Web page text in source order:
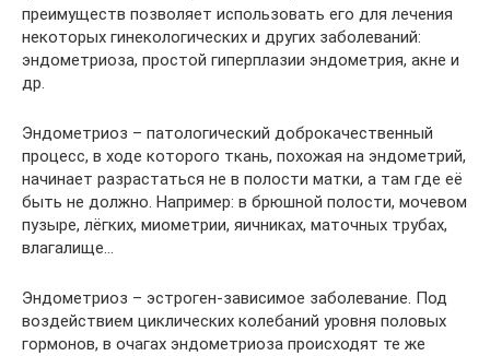
преимуществ позволяет использовать его для лечения
некоторых гинекологических и других заболеваний:
эндометриоза, простой гиперплазии эндометрия, акне и
др.
Эндометриоз – патологический доброкачественный
процесс, в ходе которого ткань, похожая на эндометрий,
начинает разрастаться не в полости матки, а там где её
быть не должно. Например: в брюшной полости, мочевом
пузыре, лёгких, миометрии, яичниках, маточных трубах,
влагалище…
Эндометриоз – эстроген-зависимое заболевание. Под
воздействием циклических колебаний уровня половых
гормонов, в очагах эндометриоза происходят те же